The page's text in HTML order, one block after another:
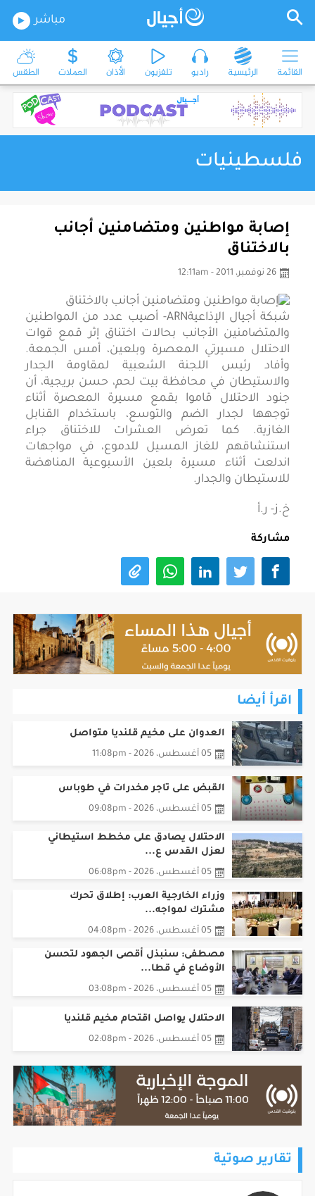
مباشر
القائمة الرئيسية راديو تلفزيون الأذان العملات الطقس
فلسطينيات
إصابة مواطنين ومتضامنين أجانب
بالاختناق
26 نوفمبر، 2011 - 12:11am
شبكة أجيال الإذاعيةARN- أصيب عدد من المواطنين
والمتضامنين الأجانب بحالات اختناق إثر قمع قوات
الاحتلال مسيرتي المعصرة وبلعين، أمس الجمعة.
وأفاد رئيس اللجنة الشعبية لمقاومة الجدار
والاستيطان في محافظة بيت لحم، حسن بريجية، أن
جنود الاحتلال قاموا بقمع مسيرة المعصرة أثناء
توجهها لجدار الضم والتوسع، باستخدام القنابل
الغازية. كما تعرض العشرات للاختناق جراء
استنشاقهم للغاز المسيل للدموع، في مواجهات
اندلعت أثناء مسيرة بلعين الأسبوعية المناهضة
للاستيطان والجدار.
خ.ز- ر.أ
مشاركة
اقرأ أيضا
العدوان على مخيم قلنديا متواصل
05 أغسطس، 2026 - 11:08pm
القبض على تاجر مخدرات في طوباس
05 أغسطس، 2026 - 09:08pm
الاحتلال يصادق على مخطط استيطاني
لعزل القدس ع...
05 أغسطس، 2026 - 06:08pm
وزراء الخارجية العرب: إطلاق تحرك
مشترك لمواجه...
05 أغسطس، 2026 - 04:08pm
مصطفى: سنبذل أقصى الجهود لتحسن
الأوضاع في قطا...
05 أغسطس، 2026 - 03:08pm
الاحتلال يواصل اقتحام مخيم قلنديا
05 أغسطس، 2026 - 02:08pm
تقارير صوتية